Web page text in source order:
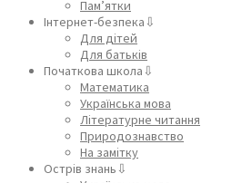
Пам’ятки
Інтернет-безпека⇩
Для дітей
Для батьків
Початкова школа⇩
Математика
Українська мова
Літературне читання
Природознавство
На замітку
Острів знань⇩